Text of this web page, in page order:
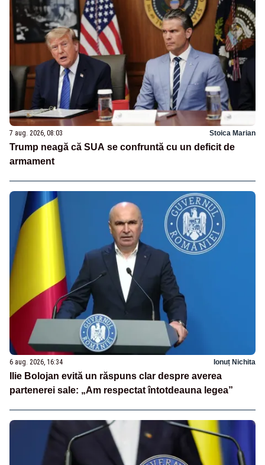
7 aug. 2026, 08:03 Stoica Marian
Trump neagă că SUA se confruntă cu un deficit de
armament
6 aug. 2026, 16:34 Ionuț Nichita
Ilie Bolojan evită un răspuns clar despre averea
partenerei sale: „Am respectat întotdeauna legea”